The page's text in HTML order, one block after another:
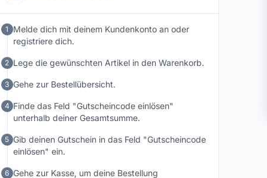
1 Melde dich mit deinem Kundenkonto an oder
registriere dich.
2 Lege die gewünschten Artikel in den Warenkorb.
3 Gehe zur Bestellübersicht.
4 Finde das Feld "Gutscheincode einlösen"
unterhalb deiner Gesamtsumme.
5 Gib deinen Gutschein in das Feld "Gutscheincode
einlösen" ein.
6 Gehe zur Kasse, um deine Bestellung